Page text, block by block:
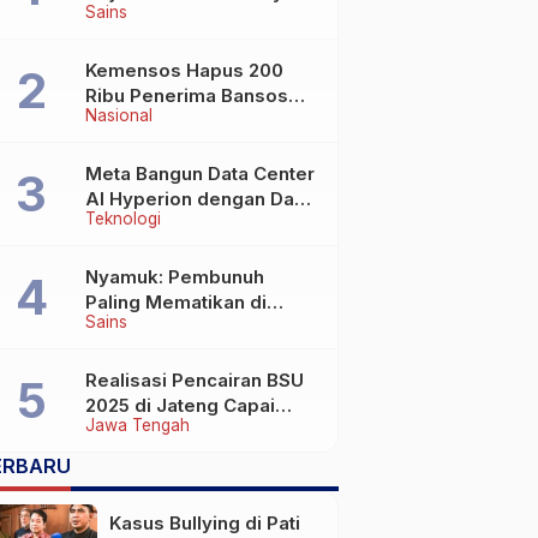
Sains
Wafat di Usia Lebih dari
Nasional
Kemensos Hapus 200
Ribu Penerima Bansos
yang Terlibat Judol
Teknologi
Meta Bangun Data Center
AI Hyperion dengan Daya
Komputasi 5 GW, Saingi
Sains
Nyamuk: Pembunuh
Paling Mematikan di
Dunia yang Tak Terlihat
Jawa Tengah
Realisasi Pencairan BSU
2025 di Jateng Capai
69,2 Persen
Kasus Bullying di Pati